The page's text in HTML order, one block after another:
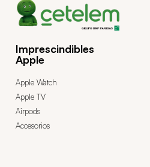
Imprescindibles
Apple
Apple Watch
Apple TV
Airpods
Accesorios